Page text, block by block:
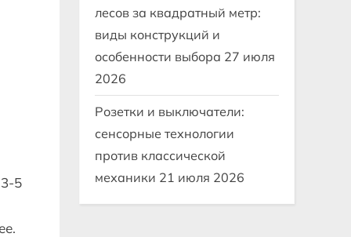
5
лесов за квадратный метр:
виды конструкций и
особенности выбора 27 июля
2026
Розетки и выключатели:
сенсорные технологии
против классической
механики 21 июля 2026